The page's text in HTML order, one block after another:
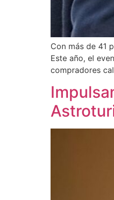
Con más de 41
Este año, el
compradores